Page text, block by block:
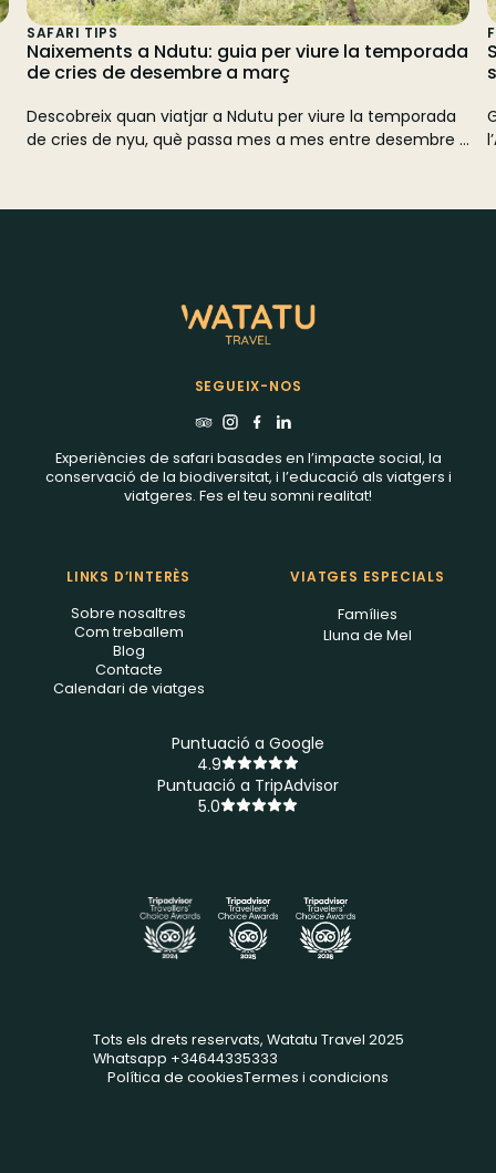
SAFARI TIPS
Naixements a Ndutu: guia per viure la temporada
de cries de desembre a març
Descobreix quan viatjar a Ndutu per viure la temporada
de cries de nyu, què passa mes a mes entre desembre i
emocionants de la Gran Migració.
SEGUEIX-NOS
Experiències de safari basades en l’impacte social, la
conservació de la biodiversitat, i l’educació als viatgers i
viatgeres. Fes el teu somni realitat!
LINKS D’INTERÈS
Sobre nosaltres
Com treballem
Blog
Contacte
Calendari de viatges
VIATGES ESPECIALS
Famílies
Lluna de Mel
Puntuació a Google
4.9
Puntuació a TripAdvisor
5.0
Tots els drets reservats, Watatu Travel 2025
Whatsapp +34644335333
Política de cookiesTermes i condicions